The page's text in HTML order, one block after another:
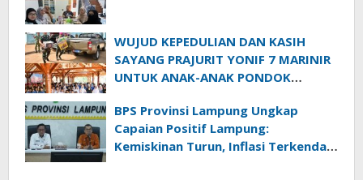
WUJUD KEPEDULIAN DAN KASIH
SAYANG PRAJURIT YONIF 7 MARINIR
UNTUK ANAK-ANAK PONDOK
BPS Provinsi Lampung Ungkap
Capaian Positif Lampung:
Kemiskinan Turun, Inflasi Terkendali,